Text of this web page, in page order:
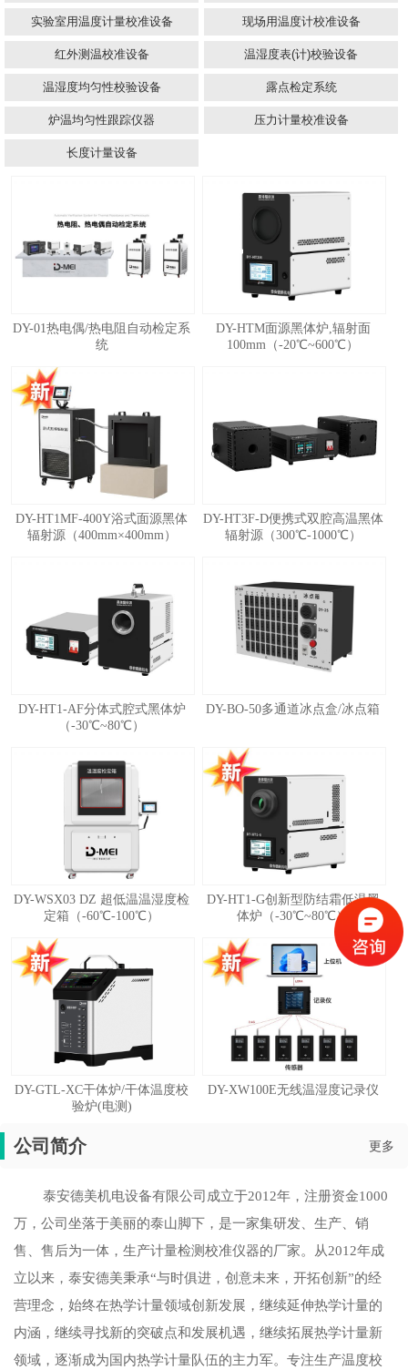
实验室用温度计量校准设备 现场用温度计校准设备
红外测温校准设备 温湿度表(计)校验设备
温湿度均匀性校验设备 露点检定系统
炉温均匀性跟踪仪器 压力计量校准设备
长度计量设备
DY-01热电偶/热电阻自动检定系
统
DY-HTM面源黑体炉,辐射面
100mm（-20℃~600℃）
DY-HT1MF-400Y浴式面源黑体
辐射源（400mm×400mm）
DY-HT3F-D便携式双腔高温黑体
辐射源（300℃-1000℃）
DY-HT1-AF分体式腔式黑体炉
（-30℃~80℃）
DY-BO-50多通道冰点盒/冰点箱
DY-WSX03 DZ 超低温温湿度检
定箱（-60℃-100℃）
DY-HT1-G创新型防结霜低温黑
体炉（-30℃~80℃）
DY-GTL-XC干体炉/干体温度校
验炉(电测)
DY-XW100E无线温湿度记录仪
公司简介 更多
泰安德美机电设备有限公司成立于2012年，注册资金1000
万，公司坐落于美丽的泰山脚下，是一家集研发、生产、销
售、售后为一体，生产计量检测校准仪器的厂家。从2012年成
立以来，泰安德美秉承“与时俱进，创意未来，开拓创新”的经
营理念，始终在热学计量领域创新发展，继续延伸热学计量的
内涵，继续寻找新的突破点和发展机遇，继续拓展热学计量新
领域，逐渐成为国内热学计量队伍的主力军。专注生产温度校